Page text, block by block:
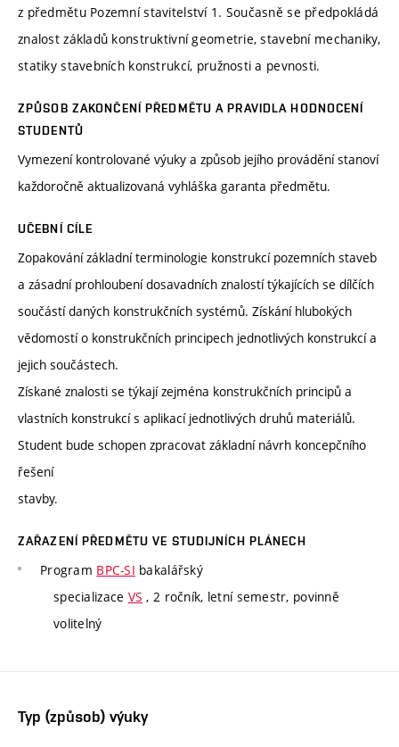
z předmětu Pozemní stavitelství 1. Současně se předpokládá
znalost základů konstruktivní geometrie, stavební mechaniky,
statiky stavebních konstrukcí, pružnosti a pevnosti.
ZPŮSOB ZAKONČENÍ PŘEDMĚTU A PRAVIDLA HODNOCENÍ
STUDENTŮ
Vymezení kontrolované výuky a způsob jejího provádění stanoví
každoročně aktualizovaná vyhláška garanta předmětu.
UČEBNÍ CÍLE
Zopakování základní terminologie konstrukcí pozemních staveb
a zásadní prohloubení dosavadních znalostí týkajících se dílčích
součástí daných konstrukčních systémů. Získání hlubokých
vědomostí o konstrukčních principech jednotlivých konstrukcí a
jejich součástech.
Získané znalosti se týkají zejména konstrukčních principů a
vlastních konstrukcí s aplikací jednotlivých druhů materiálů.
Student bude schopen zpracovat základní návrh koncepčního
řešení
stavby.
ZAŘAZENÍ PŘEDMĚTU VE STUDIJNÍCH PLÁNECH
Program BPC-SI bakalářský
specializace VS , 2 ročník, letní semestr, povinně
volitelný
Typ (způsob) výuky